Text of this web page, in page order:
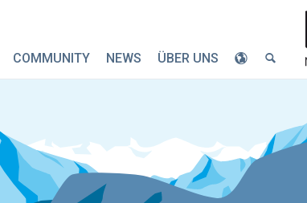
COMMUNITY NEWS ÜBER UNS